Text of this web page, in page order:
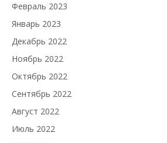
Февраль 2023
Январь 2023
Декабрь 2022
Ноябрь 2022
Октябрь 2022
Сентябрь 2022
Август 2022
Июль 2022